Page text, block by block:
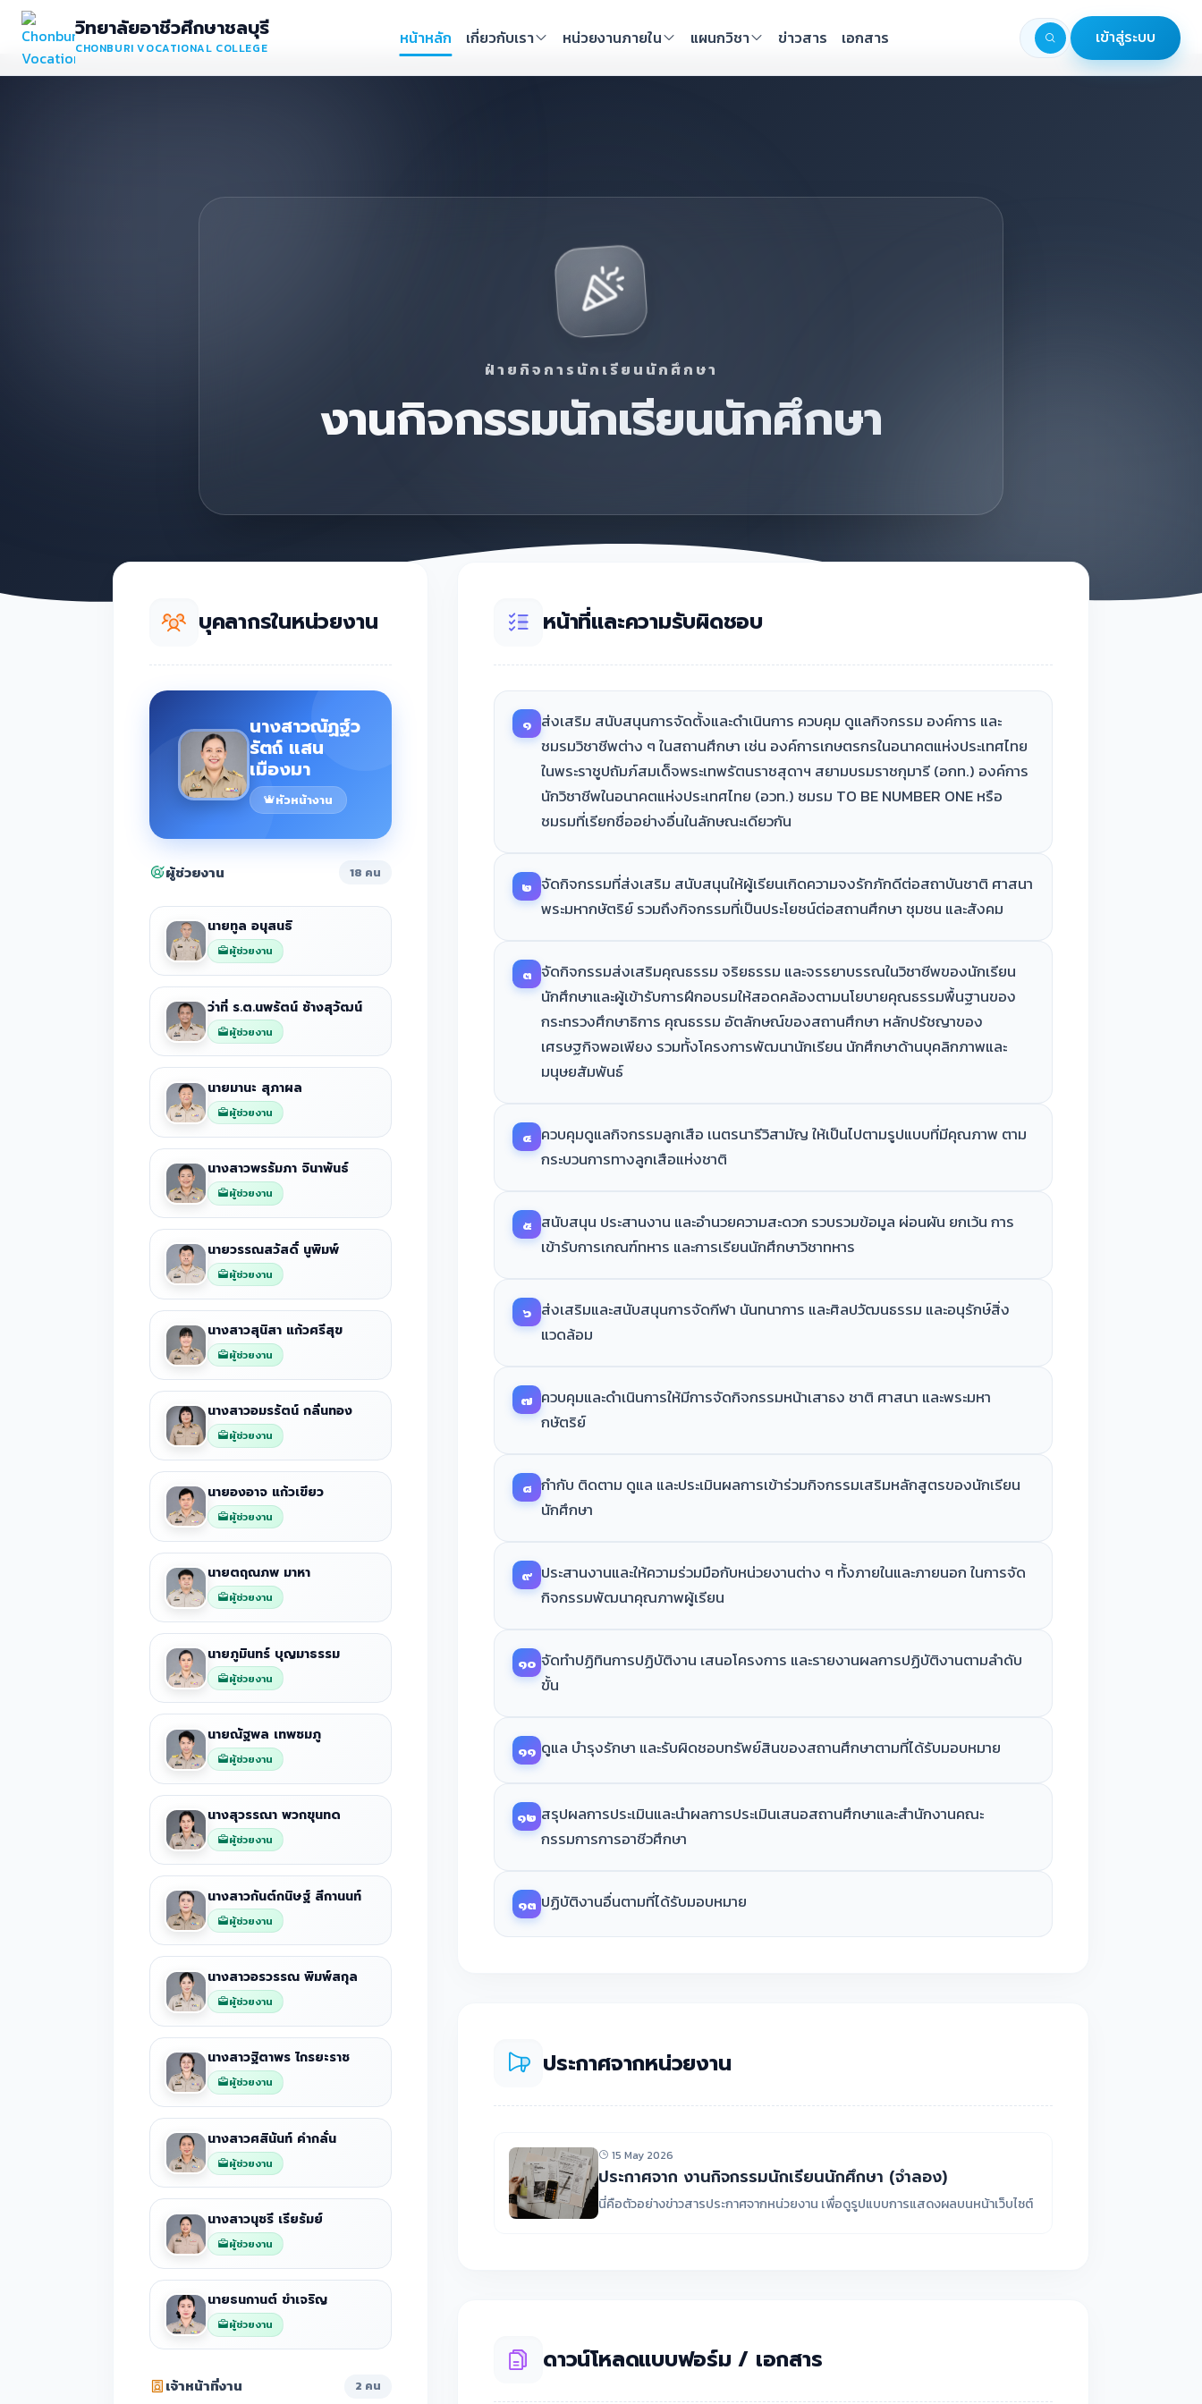
วิทยาลัยอาชีวศึกษาชลบุรี
CHONBURI VOCATIONAL COLLEGE
หน้าหลัก เกี่ยวกับเรา หน่วยงานภายใน แผนกวิชา ข่าวสาร เอกสาร เข้าสู่ระบบ
ฝ่ายกิจการนักเรียนนักศึกษา
งานกิจกรรมนักเรียนนักศึกษา
บุคลากรในหน่วยงาน
นางสาวณัฏฐ์ว
รัตถ์ แสน
เมืองมา
หัวหน้างาน
ผู้ช่วยงาน 18 คน
นายทูล อนุสนธิ
ผู้ช่วยงาน
ว่าที่ ร.ต.นพรัตน์ ช้างสุวัฒน์
ผู้ช่วยงาน
นายมานะ สุภาผล
ผู้ช่วยงาน
นางสาวพรรัมภา จินาพันธ์
ผู้ช่วยงาน
นายวรรณสวัสดิ์ นูพิมพ์
ผู้ช่วยงาน
นางสาวสุนิสา แก้วศรีสุข
ผู้ช่วยงาน
นางสาวอมรรัตน์ กลิ่นทอง
ผู้ช่วยงาน
นายองอาจ แก้วเขียว
ผู้ช่วยงาน
นายตฤณภพ มาหา
ผู้ช่วยงาน
นายภูมินทร์ บุญมาธรรม
ผู้ช่วยงาน
นายณัฐพล เทพชมภู
ผู้ช่วยงาน
นางสุวรรณา พวกขุนทด
ผู้ช่วยงาน
นางสาวกันต์กนิษฐ์ สีกานนท์
ผู้ช่วยงาน
นางสาวอรวรรณ พิมพ์สกุล
ผู้ช่วยงาน
นางสาวฐิตาพร ไกรยะราช
ผู้ช่วยงาน
นางสาวศสินันท์ คำกลั่น
ผู้ช่วยงาน
นางสาวนุชรี เรียรัมย์
ผู้ช่วยงาน
นายธนกานต์ ขำเจริญ
ผู้ช่วยงาน
เจ้าหน้าที่งาน 2 คน
หน้าที่และความรับผิดชอบ
๑ ส่งเสริม สนับสนุนการจัดตั้งและดำเนินการ ควบคุม ดูแลกิจกรรม องค์การ และ
ชมรมวิชาชีพต่าง ๆ ในสถานศึกษา เช่น องค์การเกษตรกรในอนาคตแห่งประเทศไทย
ในพระราชูปถัมภ์สมเด็จพระเทพรัตนราชสุดาฯ สยามบรมราชกุมารี (อกท.) องค์การ
นักวิชาชีพในอนาคตแห่งประเทศไทย (อวท.) ชมรม TO BE NUMBER ONE หรือ
ชมรมที่เรียกชื่ออย่างอื่นในลักษณะเดียวกัน
๒ จัดกิจกรรมที่ส่งเสริม สนับสนุนให้ผู้เรียนเกิดความจงรักภักดีต่อสถาบันชาติ ศาสนา
พระมหากษัตริย์ รวมถึงกิจกรรมที่เป็นประโยชน์ต่อสถานศึกษา ชุมชน และสังคม
๓ จัดกิจกรรมส่งเสริมคุณธรรม จริยธรรม และจรรยาบรรณในวิชาชีพของนักเรียน
นักศึกษาและผู้เข้ารับการฝึกอบรมให้สอดคล้องตามนโยบายคุณธรรมพื้นฐานของ
กระทรวงศึกษาธิการ คุณธรรม อัตลักษณ์ของสถานศึกษา หลักปรัชญาของ
เศรษฐกิจพอเพียง รวมทั้งโครงการพัฒนานักเรียน นักศึกษาด้านบุคลิกภาพและ
มนุษยสัมพันธ์
๔ ควบคุมดูแลกิจกรรมลูกเสือ เนตรนารีวิสามัญ ให้เป็นไปตามรูปแบบที่มีคุณภาพ ตาม
กระบวนการทางลูกเสือแห่งชาติ
๕ สนับสนุน ประสานงาน และอำนวยความสะดวก รวบรวมข้อมูล ผ่อนผัน ยกเว้น การ
เข้ารับการเกณฑ์ทหาร และการเรียนนักศึกษาวิชาทหาร
๖ ส่งเสริมและสนับสนุนการจัดกีฬา นันทนาการ และศิลปวัฒนธรรม และอนุรักษ์สิ่ง
แวดล้อม
๗ ควบคุมและดำเนินการให้มีการจัดกิจกรรมหน้าเสาธง ชาติ ศาสนา และพระมหา
กษัตริย์
๘ กำกับ ติดตาม ดูแล และประเมินผลการเข้าร่วมกิจกรรมเสริมหลักสูตรของนักเรียน
นักศึกษา
๙ ประสานงานและให้ความร่วมมือกับหน่วยงานต่าง ๆ ทั้งภายในและภายนอก ในการจัด
กิจกรรมพัฒนาคุณภาพผู้เรียน
๑๐ จัดทำปฏิทินการปฏิบัติงาน เสนอโครงการ และรายงานผลการปฏิบัติงานตามลำดับ
ขั้น
๑๑ ดูแล บำรุงรักษา และรับผิดชอบทรัพย์สินของสถานศึกษาตามที่ได้รับมอบหมาย
๑๒ สรุปผลการประเมินและนำผลการประเมินเสนอสถานศึกษาและสำนักงานคณะ
กรรมการการอาชีวศึกษา
๑๓ ปฏิบัติงานอื่นตามที่ได้รับมอบหมาย
ประกาศจากหน่วยงาน
15 May 2026
ประกาศจาก งานกิจกรรมนักเรียนนักศึกษา (จำลอง)
นี่คือตัวอย่างข่าวสารประกาศจากหน่วยงาน เพื่อดูรูปแบบการแสดงผลบนหน้าเว็บไซต์
ดาวน์โหลดแบบฟอร์ม / เอกสาร